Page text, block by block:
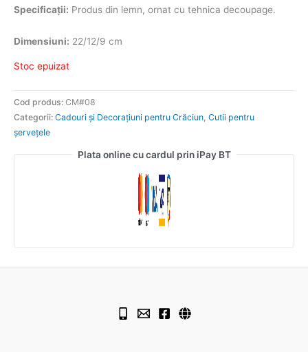
Specificații: Produs din lemn, ornat cu tehnica decoupage.
Dimensiuni: 22/12/9 cm
Stoc epuizat
Cod produs: CM#08
Categorii: Cadouri și Decorațiuni pentru Crăciun Cutii pentru
șervețele
Plata online cu cardul prin iPay BT